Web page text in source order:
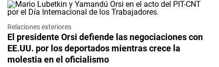
Relaciones exteriores
El presidente Orsi defiende las negociaciones con
EE.UU. por los deportados mientras crece la
molestia en el oficialismo